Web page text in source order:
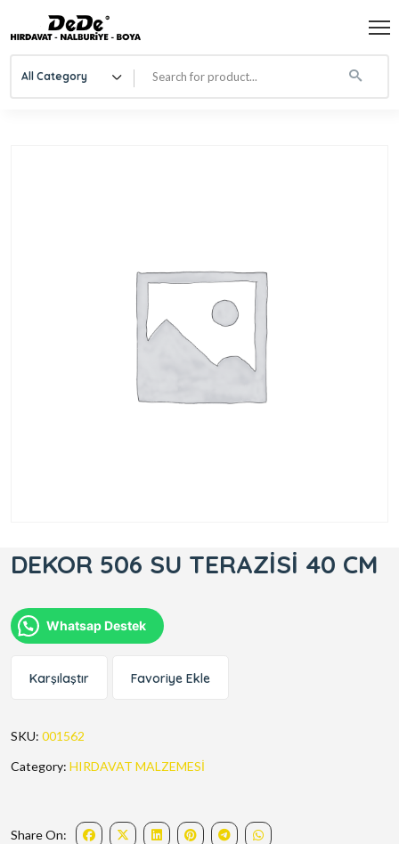
All Category
DEKOR 506 SU TERAZİSİ 40 CM
Whatsap Destek
Karşılaştır Favoriye Ekle
SKU: 001562
Category: HIRDAVAT MALZEMESİ
Share On: